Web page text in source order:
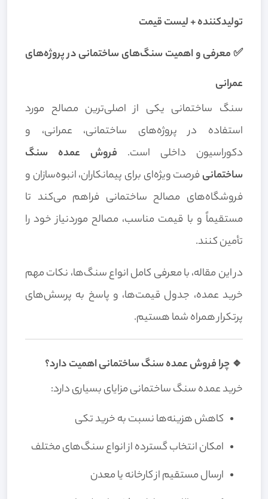
تولیدکننده + لیست قیمت
✅ معرفی و اهمیت سنگ‌های ساختمانی در پروژه‌های
عمرانی
سنگ ساختمانی یکی از اصلی‌ترین مصالح مورد
استفاده در پروژه‌های ساختمانی، عمرانی، و
دکوراسیون داخلی است. فروش عمده سنگ
ساختمانی فرصت ویژه‌ای برای پیمانکاران، انبوه‌سازان و
فروشگاه‌های مصالح ساختمانی فراهم می‌کند تا
مستقیماً و با قیمت مناسب، مصالح موردنیاز خود را
تأمین کنند.
در این مقاله، با معرفی کامل انواع سنگ‌ها، نکات مهم
خرید عمده، جدول قیمت‌ها، و پاسخ به پرسش‌های
پرتکرار همراه شما هستیم.
🔹 چرا فروش عمده سنگ ساختمانی اهمیت دارد؟
خرید عمده سنگ ساختمانی مزایای بسیاری دارد:
کاهش هزینه‌ها نسبت به خرید تکی
امکان انتخاب گسترده از انواع سنگ‌های مختلف
ارسال مستقیم از کارخانه یا معدن